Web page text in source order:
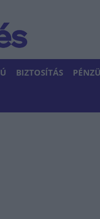
BIZTOSÍTÁS